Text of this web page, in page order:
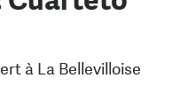
à La Bellevilloise